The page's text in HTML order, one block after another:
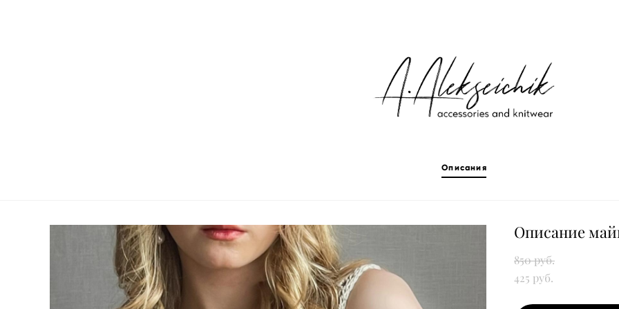
Описания
Описание
850 pуб.
425 pуб.